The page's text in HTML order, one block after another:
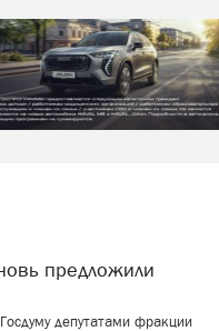
депутатами фракции